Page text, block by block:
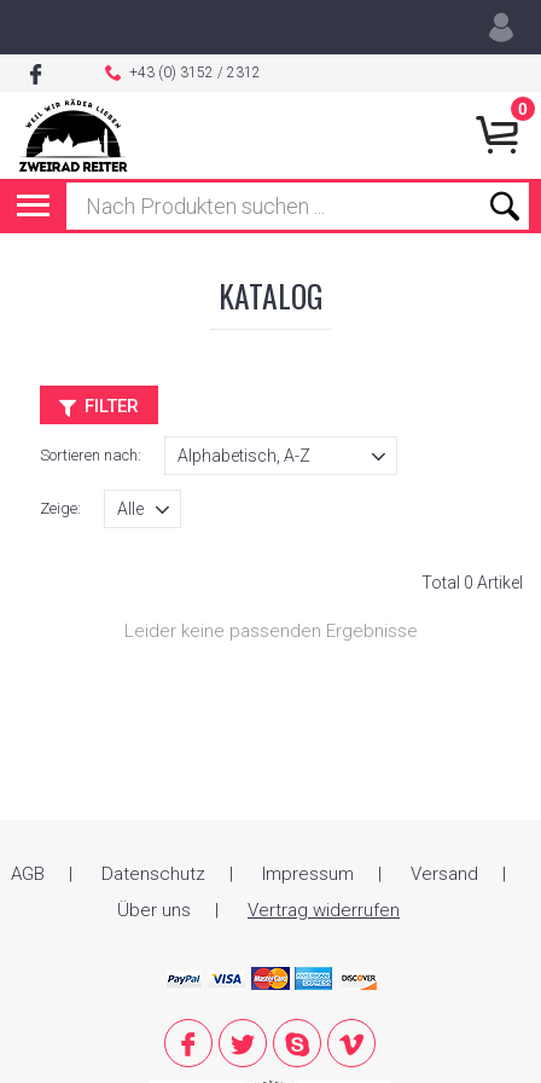
+43 (0) 3152 / 2312
0
KATALOG
FILTER
Sortieren nach:
Zeige:
Total 0 Artikel
Leider keine passenden Ergebnisse
AGB Datenschutz Impressum
Versand
Über uns
Vertrag widerrufen